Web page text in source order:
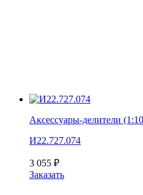
Аксессуары-делители
И22.727.074
3 055 ₽
Заказать